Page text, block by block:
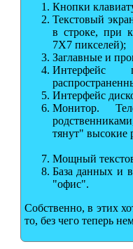
Кнопки
Текстовый
в строке, при
7Х7 пикселей);
Заглавные и
Интерфейс
Интерфейс
Монитор.
тянут" высокие
Мощный
База данных и
"офис".
Собственно, в этих
то, без чего теперь